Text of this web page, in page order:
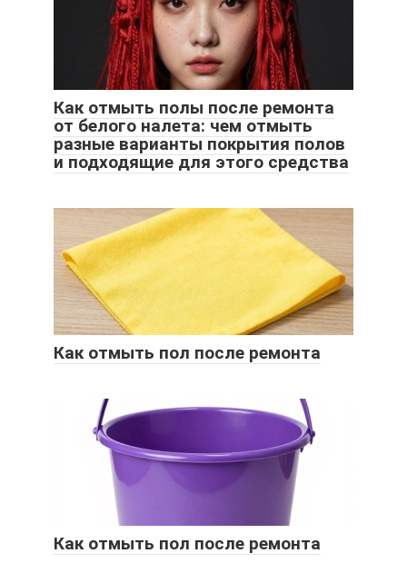
Как отмыть полы после ремонта
от белого налета: чем отмыть
разные варианты покрытия полов
и подходящие для этого средства
Как отмыть пол после ремонта
Как отмыть пол после ремонта